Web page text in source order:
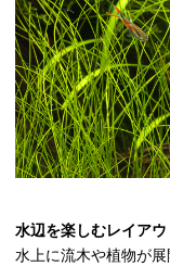
水辺を楽しむレイアウ
水上に流木や植物が